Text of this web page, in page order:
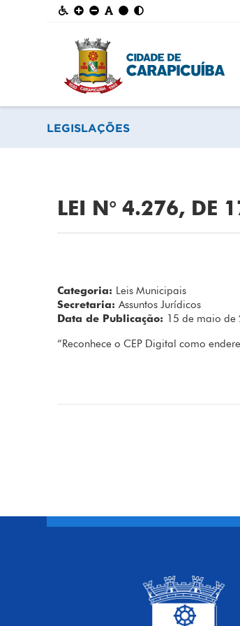
LEGISLAÇÕES
LEI N° 4.276, DE
Categoria: Leis Municipais
Secretaria:Assuntos Jurídicos
Data de Publicação: 15 de maio de
“Reconhece o CEP Digital como